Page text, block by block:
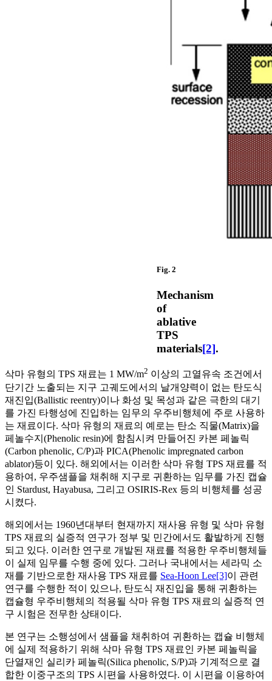
Fig. 2
Mechanism
of
ablative
TPS
materials[2].
삭마 유형의 TPS 재료는 1 MW/m2 이상의 고열유속 조건에서
단기간 노출되는 지구 고궤도에서의 날개양력이 없는 탄도식
재진입(Ballistic reentry)이나 화성 및 목성과 같은 극한의 대기
를 가진 타행성에 진입하는 임무의 우주비행체에 주로 사용하
는 재료이다. 삭마 유형의 재료의 예로는 탄소 직물(Matrix)을
페놀수지(Phenolic resin)에 함침시켜 만들어진 카본 페놀릭
(Carbon phenolic, C/P)과 PICA(Phenolic impregnated carbon
ablator)등이 있다. 해외에서는 이러한 삭마 유형 TPS 재료를 적
용하여, 우주샘플을 채취해 지구로 귀환하는 임무를 가진 캡슐
인 Stardust, Hayabusa, 그리고 OSIRIS-Rex 등의 비행체를 성공
시켰다.
해외에서는 1960년대부터 현재까지 재사용 유형 및 삭마 유형
TPS 재료의 실증적 연구가 정부 및 민간에서도 활발하게 진행
되고 있다. 이러한 연구로 개발된 재료를 적용한 우주비행체들
이 실제 임무를 수행 중에 있다. 그러나 국내에서는 세라믹 소
재를 기반으로한 재사용 TPS 재료를 Sea-Hoon Lee[3]이 관련
연구를 수행한 적이 있으나, 탄도식 재진입을 통해 귀환하는
캡슐형 우주비행체의 적용될 삭마 유형 TPS 재료의 실증적 연
구 시험은 전무한 상태이다.
본 연구는 소행성에서 샘플을 채취하여 귀환하는 캡슐 비행체
에 실제 적용하기 위해 삭마 유형 TPS 재료인 카본 페놀릭을
단열재인 실리카 페놀릭(Silica phenolic, S/P)과 기계적으로 결
합한 이중구조의 TPS 시편을 사용하였다. 이 시편을 이용하여